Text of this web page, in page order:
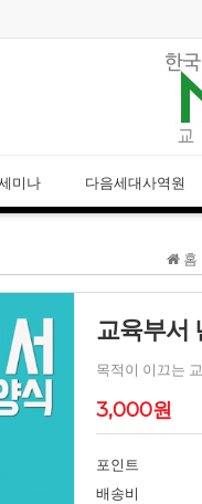
NCD
미나 다음세대사역원
홈
교육부서
목적이 이끄는
3,000원
포인트
배송비